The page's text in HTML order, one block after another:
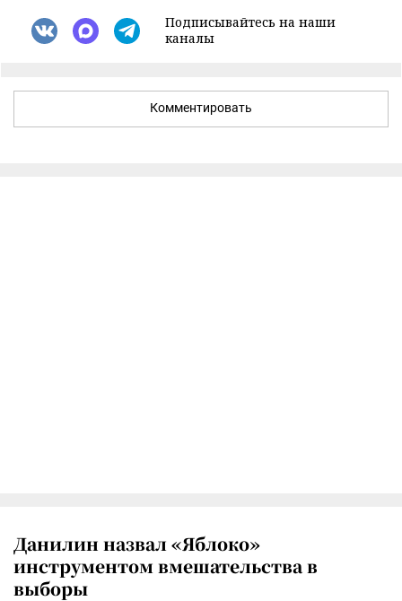
Подписывайтесь на наши
каналы
Комментировать
Данилин назвал «Яблоко»
инструментом вмешательства в
выборы